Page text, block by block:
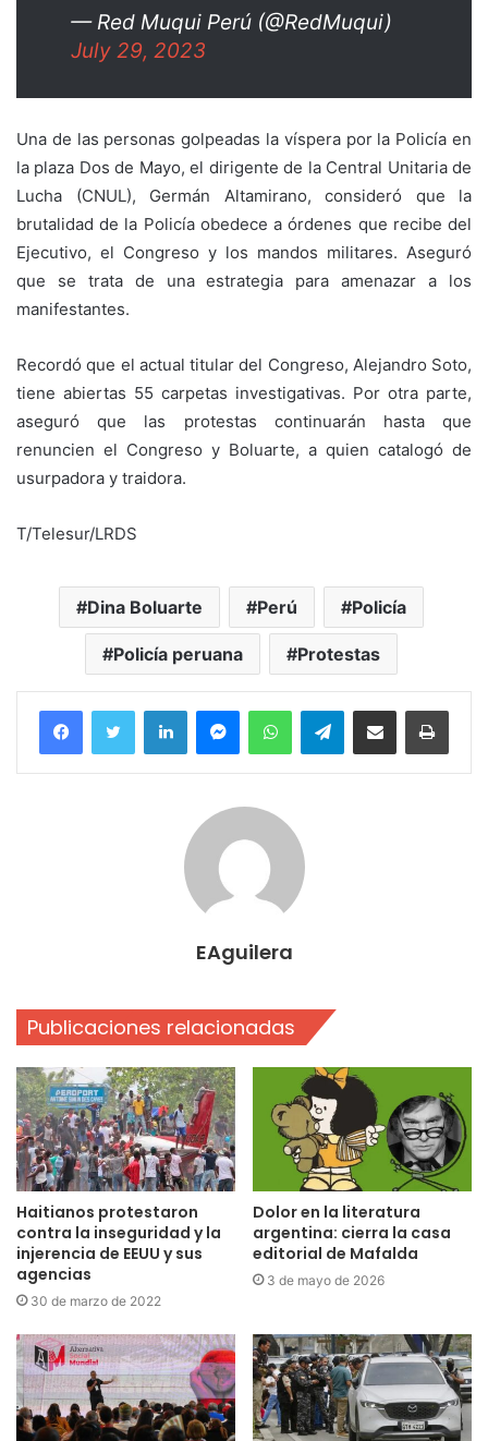
— Red Muqui Perú (@RedMuqui)
July 29, 2023
Una de las personas golpeadas la víspera por la Policía en
la plaza Dos de Mayo, el dirigente de la Central Unitaria de
Lucha (CNUL), Germán Altamirano, consideró que la
brutalidad de la Policía obedece a órdenes que recibe del
Ejecutivo, el Congreso y los mandos militares. Aseguró
que se trata de una estrategia para amenazar a los
manifestantes.
Recordó que el actual titular del Congreso, Alejandro Soto,
tiene abiertas 55 carpetas investigativas. Por otra parte,
aseguró que las protestas continuarán hasta que
renuncien el Congreso y Boluarte, a quien catalogó de
usurpadora y traidora.
T/Telesur/LRDS
Dina Boluarte Perú Policía
Policía peruana Protestas
FacebookTwitter LinkedInMessengerWhatsAppTelegramCompartir por correo electrónico
EAguilera
Publicaciones relacionadas
Haitianos protestaron
contra la inseguridad y la
injerencia de EEUU y sus
agencias
30 de marzo de 2022
Dolor en la literatura
argentina: cierra la casa
editorial de Mafalda
3 de mayo de 2026